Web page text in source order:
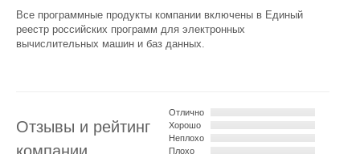
Все программные продукты компании включены в Единый
реестр российских программ для электронных
вычислительных машин и баз данных.
Отлично
Хорошо
Неплохо
Плохо
Отзывы и рейтинг